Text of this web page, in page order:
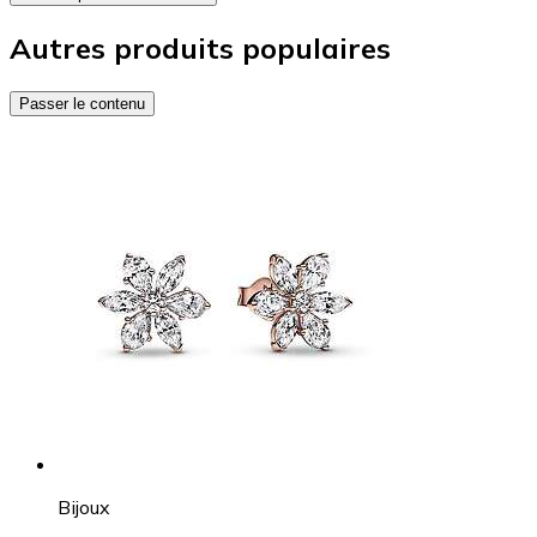
Autres produits populaires
Passer le contenu
Bijoux